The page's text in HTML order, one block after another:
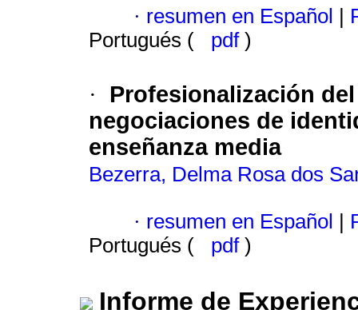
· resumen en Español
Portugués (
pdf )
· Profesionalización del
negociaciones de
enseñanza media
Bezerra, Delma Rosa dos
· resumen en Español
Portugués (
pdf )
Informe de